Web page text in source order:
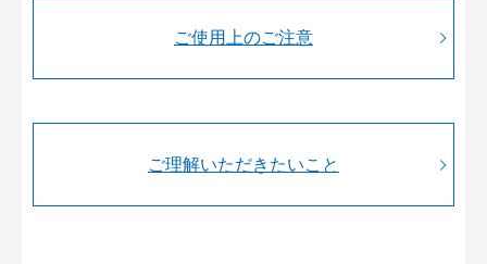
ご使用上のご注意
ご理解いただきたいこと